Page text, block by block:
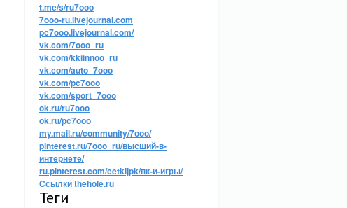
t.me/s/ru7ooo
7ooo-ru.livejournal.com
pc7ooo.livejournal.com/
vk.com/7ooo_ru
vk.com/kkiinnoo_ru
vk.com/auto_7ooo
vk.com/pc7ooo
vk.com/sport_7ooo
ok.ru/ru7ooo
ok.ru/pc7ooo
my.mail.ru/community/7ooo/
pinterest.ru/7ooo_ru/высший-в-
интернете/
ru.pinterest.com/cetkijpk/пк-и-игры/
Ссылки thehole.ru
Теги